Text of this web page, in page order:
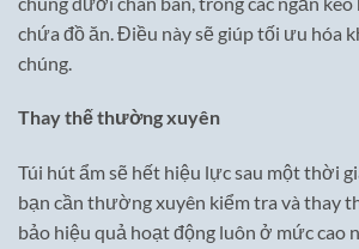
chứa đồ ăn. Điều này sẽ giúp tối ưu hóa
chúng.
Thay thế thường xuyên
Túi hút ẩm sẽ hết hiệu lực sau một thời
bạn cần thường xuyên kiểm tra và thay
bảo hiệu quả hoạt động luôn ở mức cao